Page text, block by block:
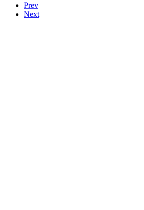
Prev
Next